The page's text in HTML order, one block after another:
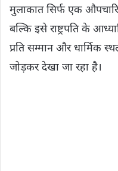
मुलाकात सिर्फ एक
बल्कि इसे राष्ट्रपति के
प्रति सम्मान और धार्मिक
जोड़कर देखा जा रहा है।